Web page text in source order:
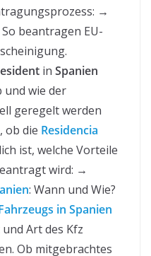
→
So beantragen EU-
in Spanien
und wie der
geregelt werden
ob die Residencia
ist, welche Vorteile
wird: →
: Wann und Wie?
in Spanien
Art des Kfz
Ob mitgebrachtes